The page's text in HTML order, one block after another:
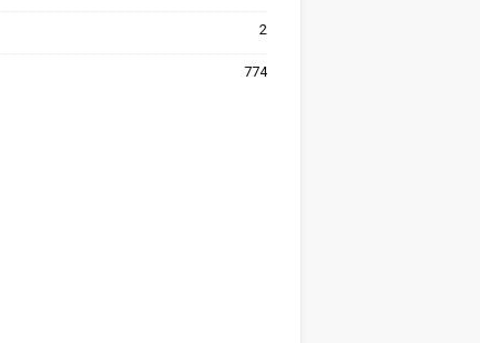
2
774